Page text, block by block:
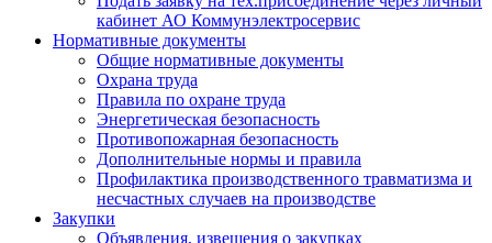
кабинет АО Коммунэлектросервис
Нормативные документы
Общие нормативные документы
Охрана труда
Правила по охране труда
Энергетическая безопасность
Противопожарная безопасность
Дополнительные нормы и правила
Профилактика производственного травматизма и
несчастных случаев на производстве
Закупки
Объявления, извещения о закупках